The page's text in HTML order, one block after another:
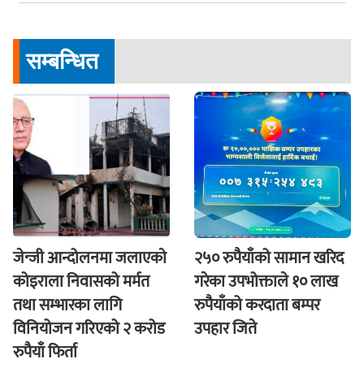
सम्बन्धित
जेन्जी आन्दोलनमा जलाएकाे
कोइराला निवासको मर्मत
तथा सम्भारका लागि
विनियोजन गरिएको २ करोड
रुपैयाँ फिर्ता
२५० रुपैयाँको सामान खरिद
गरेका उपभोक्ताले १० लाख
रुपैयाँको करदाता बम्पर
उपहार जिते